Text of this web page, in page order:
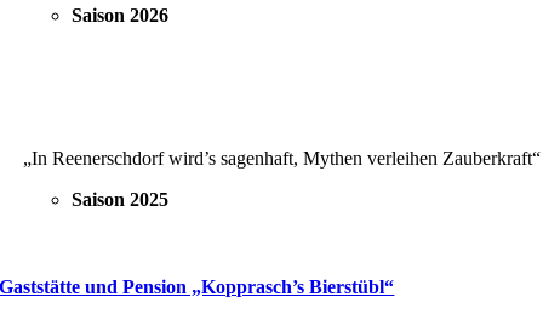
Saison 2026
„In Reenerschdorf wird’s sagenhaft, Mythen verleihen Zauberkraft“
Saison 2025
Gaststätte und Pension „Kopprasch’s Bierstübl“